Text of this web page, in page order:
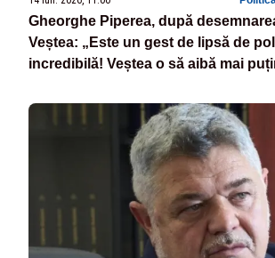
Gheorghe Piperea, după
Veștea: „Este un gest de lipsă de
incredibilă! Veștea o să aibă mai